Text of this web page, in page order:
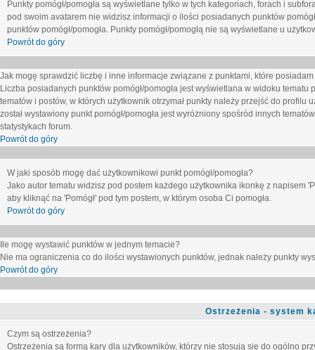
Punkty pomógł/pomogła są wyświetlane tylko w tych kategoriach, forach i
pod swoim avatarem nie widzisz informacji o ilości posiadanych punktów
punktów pomógł/pomogła. Punkty pomógł/pomogłą nie są wyświetlane u
Powrót do góry
Jak mogę sprawdzić liczbę i inne informacje związane z punktami, które
Liczba posiadanych punktów pomógł/pomogła jest wyświetlana w widoku
tematów i postów, w których użytkownik otrzymał punkty należy przejść do
został wystawiony punkt pomógł/pomogła jest wyróżniony spośród innych
statystykach forum.
Powrót do góry
W jaki sposób mogę dać użytkownikowi punkt pomógł/pomogła?
Jako autor tematu widzisz pod postem każdego użytkownika ikonkę z napisem
aby kliknąć na 'Pomógł' pod tym postem, w którym osoba Ci pomogła.
Powrót do góry
Ile mogę wystawić punktów w jednym temacie?
Nie ma ograniczenia co do ilości wystawionych punktów, jednak należy punkty
Powrót do góry
Ostrzeżenia - system
Czym są ostrzeżenia?
Ostrzeżenia są formą kary dla użytkowników, którzy nie stosują się do ogólno